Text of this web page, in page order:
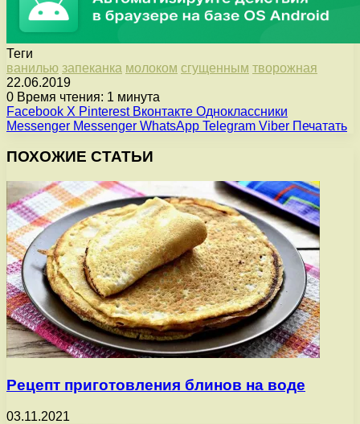
Теги
ванилью запеканка молоком сгущенным творожная
22.06.2019
0 Время чтения: 1 минута
Facebook X Pinterest Вконтакте Одноклассники
Messenger Messenger WhatsApp Telegram Viber Печатать
ПОХОЖИЕ СТАТЬИ
Рецепт приготовления блинов на воде
03.11.2021